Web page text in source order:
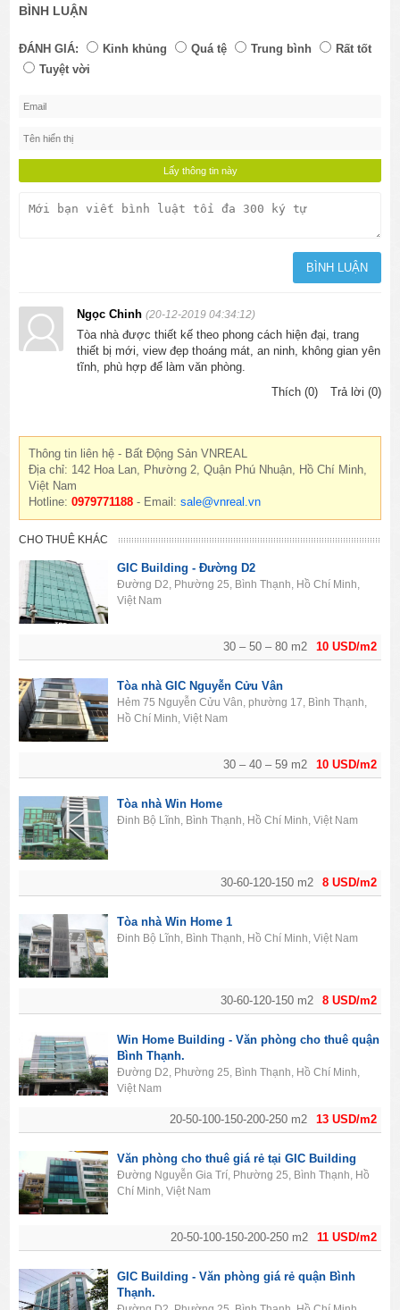
BÌNH LUẬN
ĐÁNH GIÁ: Kinh khủng Quá tệ Trung bình
Rất tốt
Tuyệt vời
Ngọc Chinh(20-12-2019 04:34:12)
Tòa nhà được thiết kế theo phong cách hiện đại, trang
thiết bị mới, view đẹp thoáng mát, an ninh, không gian yên
tĩnh, phù hợp để làm văn phòng.
Thích (0)
Trả lời (0)
Thông tin liên hệ - Bất Động Sản VNREAL
Địa chỉ: 142 Hoa Lan, Phường 2, Quận Phú Nhuận, Hồ Chí Minh,
Việt Nam
Hotline:0979771188 - Email:sale@vnreal.vn
CHO THUÊ KHÁC
10 USD/m2
30 – 50 – 80 m2
GIC Building - Đường D2
Đường D2, Phường 25, Bình Thạnh, Hồ Chí Minh,
Việt Nam
10 USD/m2
30 – 40 – 59 m2
Tòa nhà GIC Nguyễn Cửu Vân
Hẻm 75 Nguyễn Cửu Vân, phường 17, Bình Thạnh,
Hồ Chí Minh, Việt Nam
8 USD/m2
30-60-120-150 m2
Tòa nhà Win Home
Đinh Bộ Lĩnh, Bình Thạnh, Hồ Chí Minh, Việt Nam
8 USD/m2
30-60-120-150 m2
Tòa nhà Win Home 1
Đinh Bộ Lĩnh, Bình Thạnh, Hồ Chí Minh, Việt Nam
13 USD/m2
20-50-100-150-200-250 m2
Win Home Building - Văn phòng cho thuê quận
Bình Thạnh.
Đường D2, Phường 25, Bình Thạnh, Hồ Chí Minh,
Việt Nam
11 USD/m2
20-50-100-150-200-250 m2
Văn phòng cho thuê giá rẻ tại GIC Building
Đường Nguyễn Gia Trí, Phường 25, Bình Thạnh, Hồ
Chí Minh, Việt Nam
GIC Building - Văn phòng giá rẻ quận Bình
Thạnh.